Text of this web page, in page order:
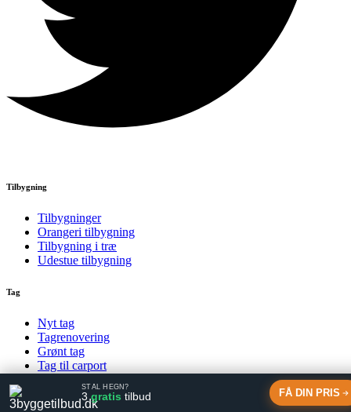
STÅL HEGN?
3gratis tilbud FÅ DIN PRIS
Tilbygning
Tilbygninger
Orangeri tilbygning
Tilbygning i træ
Udestue tilbygning
Tag
Nyt tag
Tagrenovering
Grønt tag
Tag til carport
© uldumbyg.dk